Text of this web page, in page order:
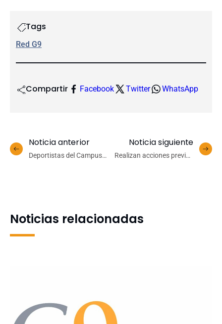
Tags
Red G9
Compartir Facebook Twitter WhatsApp
Noticia anterior
Deportistas del Campus
Noticia siguiente
Realizan acciones previas
Noticias relacionadas